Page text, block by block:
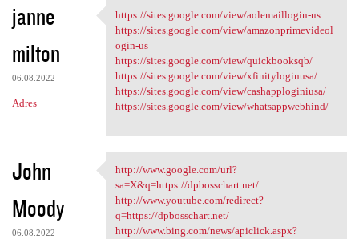
janne
milton
06.08.2022
Adres
https://sites.google.com/view
https://sites.google.com/view/aolemaillogin-us
https://sites.google.com/view/amazonprimevideol
ogin-us
https://sites.google.com/view/quickbooksqb/
https://sites.google.com/view/xfinityloginusa/
https://sites.google.com/view/cashapploginiusa/
https://sites.google.com/view/whatsappwebhind/
John
Moody
06.08.2022
http://www.google.com/url?sa
http://www.google.com/url?
sa=X&q=https://dpbosschart.net/
http://www.youtube.com/redirect?
q=https://dpbosschart.net/
http://www.bing.com/news/apiclick.aspx?